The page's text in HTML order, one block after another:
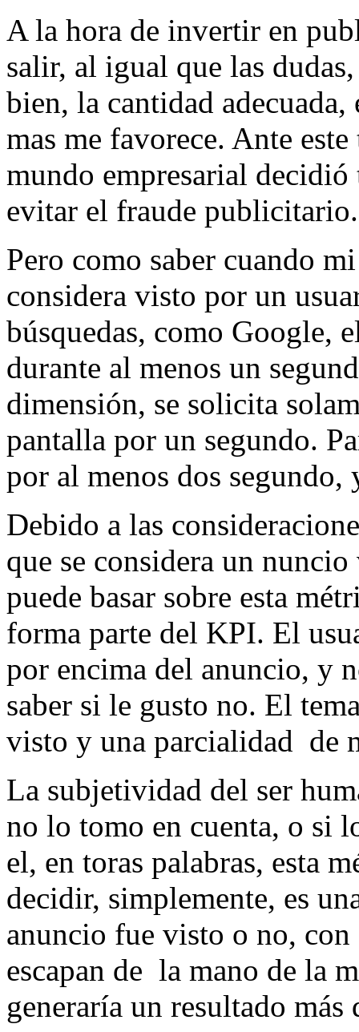
A la hora de invertir en
salir, al igual que las
bien, la cantidad
mas me favorece. Ante
mundo empresarial decidió
evitar el fraude publicitario.
Pero como saber cuando
considera visto por un
búsquedas, como Google,
durante al menos un
dimensión, se solicita
pantalla por un segundo.
por al menos dos segundo,
Debido a las
que se considera un
puede basar sobre esta
forma parte del KPI. El
por encima del anuncio, y
saber si le gusto no. El
visto y una parcialidad de
La subjetividad del ser
no lo tomo en cuenta, o si
el, en toras palabras, esta
decidir, simplemente, es
anuncio fue visto o no, con
escapan de la mano de la
generaría un resultado más